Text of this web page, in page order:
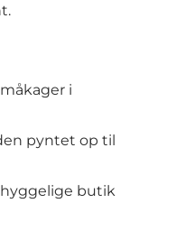
i
pyntet op til
hyggelige butik